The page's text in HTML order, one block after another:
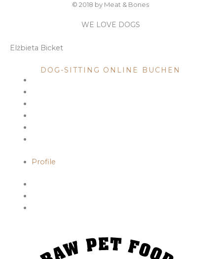
© 2018 by Meat & Bones
WE LOVE DOGS
Elżbieta Bicket
DOG-SITTING ONLINE BUCHEN
Profile